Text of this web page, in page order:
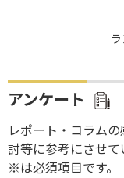
アンケート
レポート・コラム
討等に参考にさせて
※は必須項目です。